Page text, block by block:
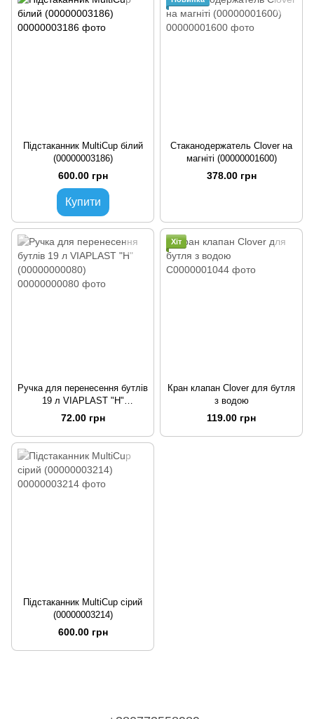
Підстаканник MultiCup білий
(00000003186)
600.00 грн
Купити
Стаканодержатель Clover на
магніті (00000001600)
378.00 грн
Ручка для перенесення бутлів
19 л VIAPLAST "Н"
(00000000080)
72.00 грн
Хіт
Кран клапан Clover для бутля
з водою
119.00 грн
Підстаканник MultiCup сірий
(00000003214)
600.00 грн